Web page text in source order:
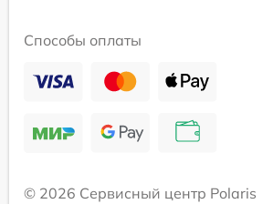
Способы оплаты
© 2026 Сервисный центр Polaris